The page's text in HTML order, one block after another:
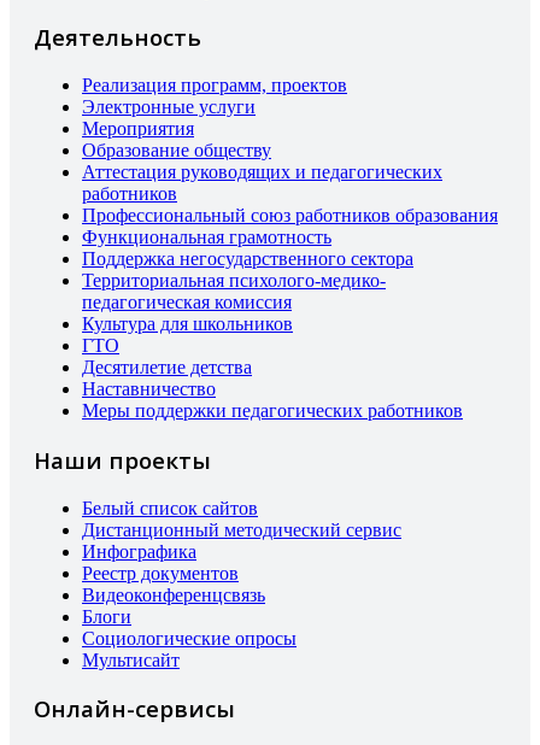
Деятельность
Реализация программ, проектов
Электронные услуги
Мероприятия
Образование обществу
Аттестация руководящих и педагогических
работников
Профессиональный союз работников образования
Функциональная грамотность
Поддержка негосударственного сектора
Территориальная психолого-медико-
педагогическая комиссия
Культура для школьников
ГТО
Десятилетие детства
Наставничество
Меры поддержки педагогических работников
Наши проекты
Белый список сайтов
Дистанционный методический сервис
Инфографика
Реестр документов
Видеоконференцсвязь
Блоги
Социологические опросы
Мультисайт
Онлайн-сервисы